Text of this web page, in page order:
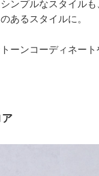
ンプルなスタイル
あるスタイルに。
ーンコーディネー